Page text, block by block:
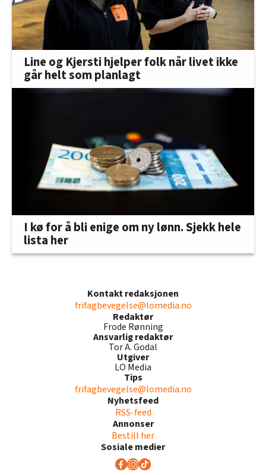
Line og Kjersti hjelper folk når livet ikke
går helt som planlagt
I kø for å bli enige om ny lønn. Sjekk hele
lista her
Kontakt redaksjonen
frifagbevegelse@lomedia.no
Redaktør
Frode Rønning
Ansvarlig redaktør
Tor A. Godal
Utgiver
LO Media
Tips
frifagbevegelse@lomedia.no
Nyhetsfeed
RSS-feed
Annonser
Bestill her
Sosiale medier